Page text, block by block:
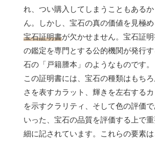
れ、つい購入してしまうこともある
ん。しかし、宝石の真の価値を見極め
宝石証明書が欠かせません。宝石証
の鑑定を専門とする公的機関が発行
石の「戸籍謄本」のようなものです。
この証明書には、宝石の種類はもち
さを表すカラット、輝きを左右する
を示すクラリティ、そして色の評価
いった、宝石の品質を評価する上で
細に記されています。これらの要素